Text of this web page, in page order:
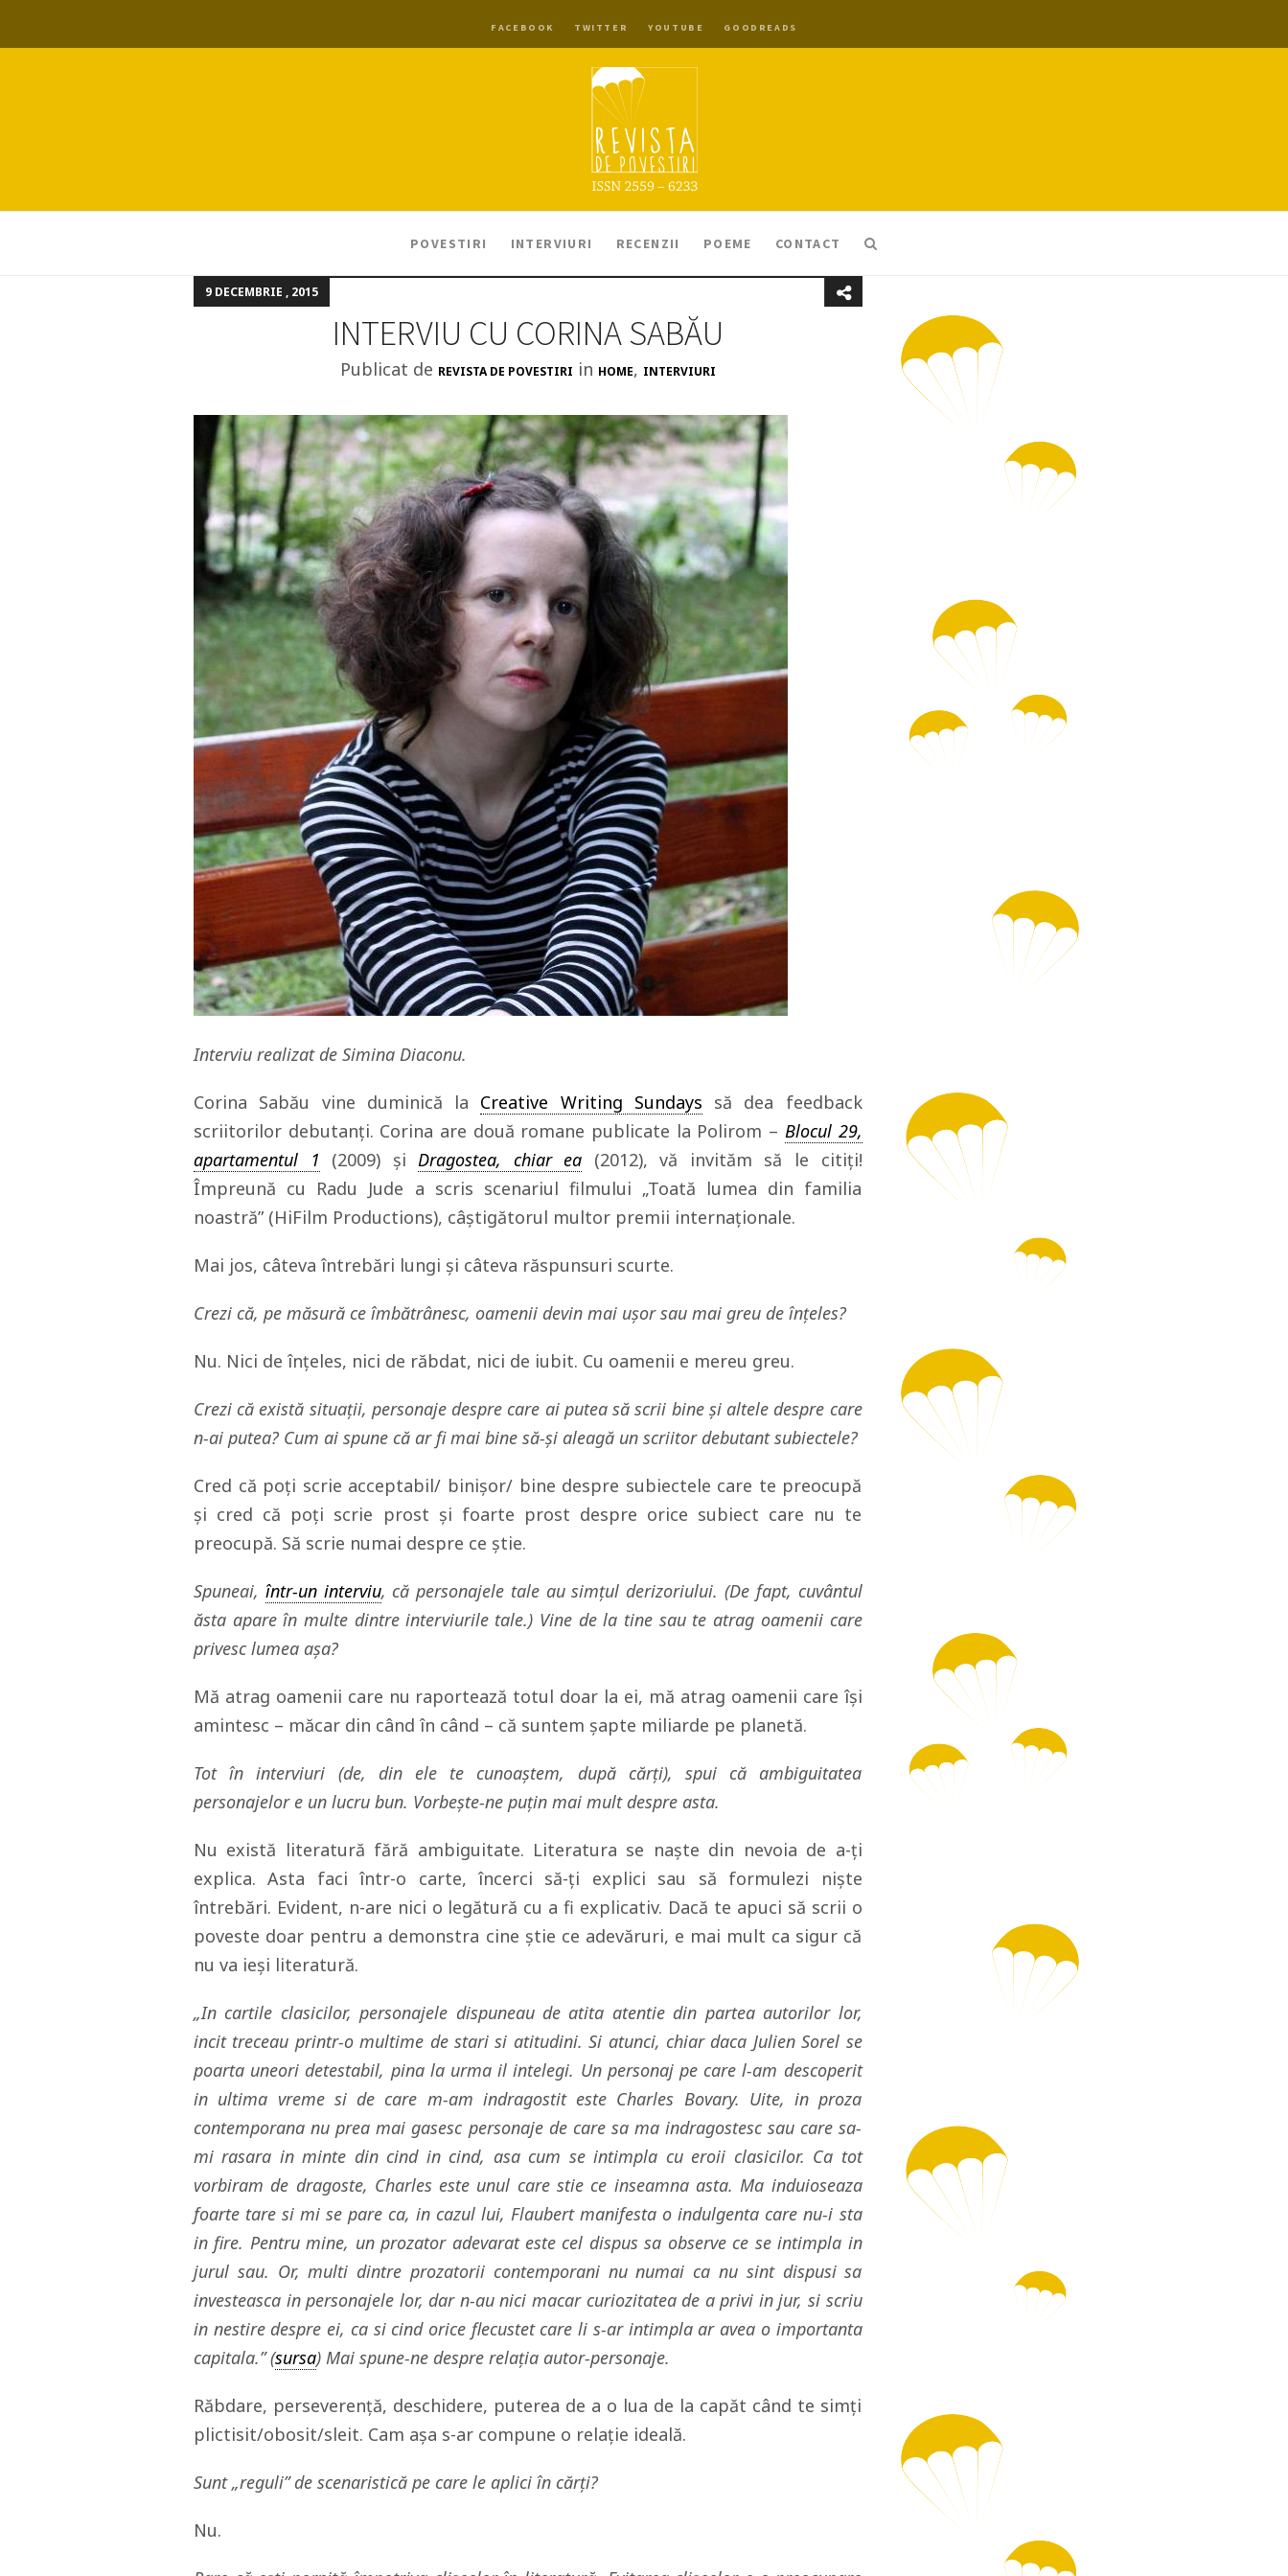
FACEBOOK TWITTER YOUTUBE GOODREADS
POVESTIRI INTERVIURI RECENZII POEME CONTACT
9 DECEMBRIE , 2015
INTERVIU CU CORINA SABĂU
Publicat de REVISTA DE POVESTIRI in HOME, INTERVIURI
Interviu realizat de Simina Diaconu.
Corina Sabău vine duminică la Creative Writing Sundays să dea feedback
scriitorilor debutanți. Corina are două romane publicate la Polirom – Blocul 29,
apartamentul 1 (2009) șiDragostea, chiar ea (2012), vă invităm să le citiți!
Împreună cu Radu Jude a scris scenariul filmului „Toată lumea din familia
noastră” (HiFilm Productions), câștigătorul multor premii internaționale.
Mai jos, câteva întrebări lungi și câteva răspunsuri scurte.
Crezi că, pe măsură ce îmbătrânesc, oamenii devin mai ușor sau mai greu de înțeles?
Nu. Nici de înțeles, nici de răbdat, nici de iubit. Cu oamenii e mereu greu.
Crezi că există situații, personaje despre care ai putea să scrii bine și altele despre care
n-ai putea? Cum ai spune că ar fi mai bine să-și aleagă un scriitor debutant subiectele?
Cred că poți scrie acceptabil/ binișor/ bine despre subiectele care te preocupă
și cred că poți scrie prost și foarte prost despre orice subiect care nu te
preocupă. Să scrie numai despre ce știe.
Spuneai, într-un interviu, că personajele tale au simțul derizoriului. (De fapt, cuvântul
ăsta apare în multe dintre interviurile tale.) Vine de la tine sau te atrag oamenii care
privesc lumea așa?
Mă atrag oamenii care nu raportează totul doar la ei, mă atrag oamenii care își
amintesc – măcar din când în când – că suntem șapte miliarde pe planetă.
Tot în interviuri (de, din ele te cunoaștem, după cărți), spui că ambiguitatea
personajelor e un lucru bun. Vorbește-ne puțin mai mult despre asta.
Nu există literatură fără ambiguitate. Literatura se naște din nevoia de a-ți
explica. Asta faci într-o carte, încerci să-ți explici sau să formulezi niște
întrebări. Evident, n-are nici o legătură cu a fi explicativ. Dacă te apuci să scrii o
poveste doar pentru a demonstra cine știe ce adevăruri, e mai mult ca sigur că
nu va ieși literatură.
„In cartile clasicilor, personajele dispuneau de atita atentie din partea autorilor lor,
incit treceau printr-o multime de stari si atitudini. Si atunci, chiar daca Julien Sorel se
poarta uneori detestabil, pina la urma il intelegi. Un personaj pe care l-am descoperit
in ultima vreme si de care m-am indragostit este Charles Bovary. Uite, in proza
contemporana nu prea mai gasesc personaje de care sa ma indragostesc sau care sa-
mi rasara in minte din cind in cind, asa cum se intimpla cu eroii clasicilor. Ca tot
vorbiram de dragoste, Charles este unul care stie ce inseamna asta. Ma induioseaza
foarte tare si mi se pare ca, in cazul lui, Flaubert manifesta o indulgenta care nu-i sta
in fire. Pentru mine, un prozator adevarat este cel dispus sa observe ce se intimpla in
jurul sau. Or, multi dintre prozatorii contemporani nu numai ca nu sint dispusi sa
investeasca in personajele lor, dar n-au nici macar curiozitatea de a privi in jur, si scriu
in nestire despre ei, ca si cind orice flecustet care li s-ar intimpla ar avea o importanta
capitala.” (sursa) Mai spune-ne despre relația autor-personaje.
Răbdare, perseverență, deschidere, puterea de a o lua de la capăt când te simți
plictisit/obosit/sleit. Cam așa s-ar compune o relație ideală.
Sunt „reguli” de scenaristică pe care le aplici în cărți?
Nu.